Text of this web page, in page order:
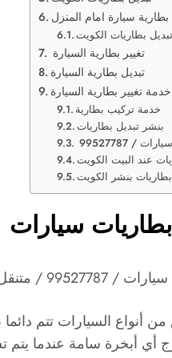
بطارية سيارة امام المنزل
تبديل بطاريات الكويت
تغيير بطارية السيارة
تبديل بطارية السيارة
خدمة تغيير بطارية السيارة
بنشر تبديل بطاريات
عند البيت الكويت
بنشر الكويت
سيارات
عند البيت الكويت
من أنواع السيارات تتم
أي أبخرة سامة عندما يتم